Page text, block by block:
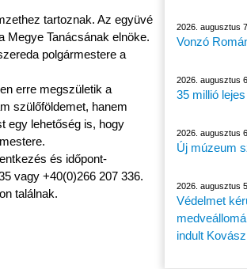
tartoznak. Az együvé
Megye Tanácsának elnöke.
polgármestere a
erre megszületik a
szülőföldemet, hanem
egy lehetőség is, hogy
és időpont-
vagy +40(0)266 207 336.
találnak.
2026. augusztus
Vonzó
2026. augusztus
35 millió
2026. augusztus
Új múzeum
2026. augusztus
Védelmet
indult